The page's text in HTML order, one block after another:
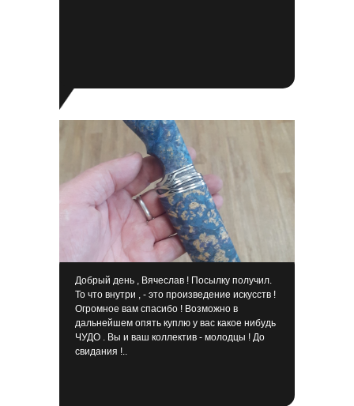
Добрый день , Вячеслав ! Посылку получил.
То что внутри , - это произведение искусств !
Огромное вам спасибо ! Возможно в
дальнейшем опять куплю у вас какое нибудь
ЧУДО . Вы и ваш коллектив - молодцы ! До
свидания !..